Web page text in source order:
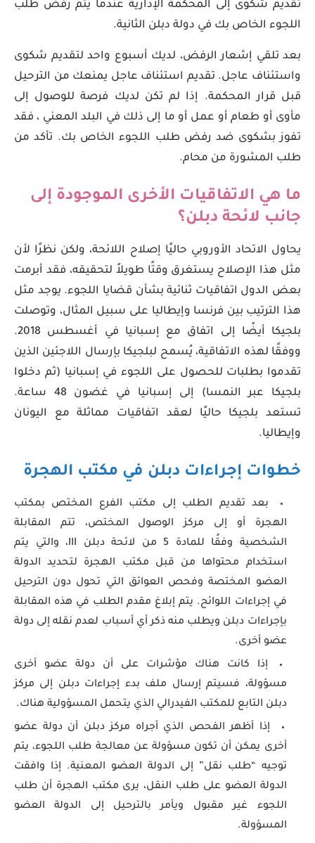
تقديم شكوى إلى المحكمة الإدارية عندما يتم رفض طلب
اللجوء الخاص بك في دولة دبلن الثانية.
بعد تلقي إشعار الرفض، لديك أسبوع واحد لتقديم شكوى
واستئناف عاجل. تقديم استئناف عاجل يمنعك من الترحيل
قبل قرار المحكمة. إذا لم تكن لديك فرصة للوصول إلى
مأوى أو طعام أو عمل أو ما إلى ذلك في البلد المعني ، فقد
تفوز بشكوى ضد رفض طلب اللجوء الخاص بك. تأكد من
طلب المشورة من محام.
ما هي الاتفاقيات الأخرى الموجودة إلى
جانب لائحة دبلن؟
يحاول الاتحاد الأوروبي حاليًا إصلاح اللائحة، ولكن نظرًا لأن
مثل هذا الإصلاح يستغرق وقتًا طويلاً لتحقيقه، فقد أبرمت
بعض الدول اتفاقيات ثنائية بشأن قضايا اللجوء. يوجد مثل
هذا الترتيب بين فرنسا وإيطاليا على سبيل المثال، وتوصلت
بلجيكا أيضًا إلى اتفاق مع إسبانيا في أغسطس 2018.
ووفقًا لهذه الاتفاقية، يُسمح لبلجيكا بإرسال اللاجئين الذين
تقدموا بطلبات للحصول على اللجوء في إسبانيا (ثم دخلوا
بلجيكا عبر النمسا) إلى إسبانيا في غضون 48 ساعة.
تستعد بلجيكا حاليًا لعقد اتفاقيات مماثلة مع اليونان
وإيطاليا.
خطوات إجراءات دبلن في مكتب الهجرة
بعد تقديم الطلب إلى مكتب الفرع المختص بمكتب
الهجرة أو إلى مركز الوصول المختص، تتم المقابلة
الشخصية وفقًا للمادة 5 من لائحة دبلن III، والتي يتم
استخدام محتواها من قبل مكتب الهجرة لتحديد الدولة
العضو المختصة وفحص العوائق التي تحول دون الترحيل
في إجراءات اللوائح. يتم إبلاغ مقدم الطلب في هذه المقابلة
بإجراءات دبلن ويطلب منه ذكر أي أسباب لعدم نقله إلى دولة
عضو أخرى.
إذا كانت هناك مؤشرات على أن دولة عضو أخرى
مسؤولة، فسيتم إرسال ملف بدء إجراءات دبلن إلى مركز
دبلن التابع للمكتب الفيدرالي الذي يتحمل المسؤولية هناك.
إذا أظهر الفحص الذي أجراه مركز دبلن أن دولة عضو
أخرى يمكن أن تكون مسؤولة عن معالجة طلب اللجوء، يتم
توجيه “طلب نقل” إلى الدولة العضو المعنية. إذا وافقت
الدولة العضو على طلب النقل، يرى مكتب الهجرة أن طلب
اللجوء غير مقبول ويأمر بالترحيل إلى الدولة العضو
المسؤولة.